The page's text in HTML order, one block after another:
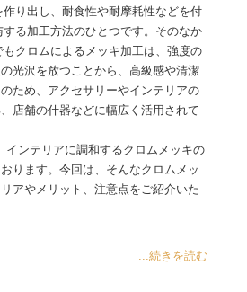
作り出し、耐食性や耐摩耗性などを付
する加工方法のひとつです。そのなか
もクロムによるメッキ加工は、強度の
光沢を放つことから、高級感や清潔
ため、アクセサリーやインテリアの
店舗の什器などに幅広く活用されて
インテリアに調和するクロムメッキの
ります。今回は、そんなクロムメッ
アやメリット、注意点をご紹介いた
...続きを読む